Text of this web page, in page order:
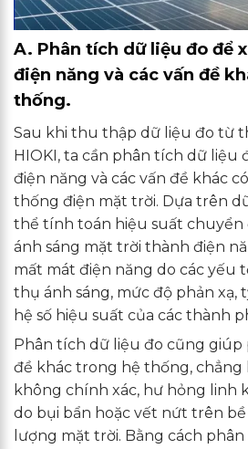
A. Phân tích dữ liệu đo để
điện năng và các vấn đề
thống.
Sau khi thu thập dữ liệu đo từ
HIOKI, ta cần phân tích dữ liệu
điện năng và các vấn đề khác
thống điện mặt trời. Dựa trên
thể tính toán hiệu suất
ánh sáng mặt trời thành điện
mất mát điện năng do các yếu
thụ ánh sáng, mức độ phản xạ,
hệ số hiệu suất của các thành
Phân tích dữ liệu đo cũng giúp
đề khác trong hệ thống, chẳng
không chính xác, hư hỏng linh
do bụi bẩn hoặc vết nứt trên
lượng mặt trời. Bằng cách